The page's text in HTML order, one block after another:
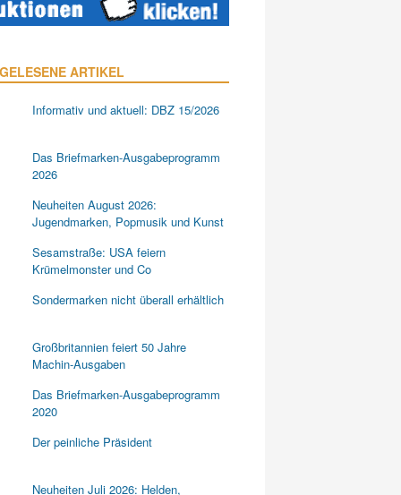
ARTIKEL
Informativ und aktuell: DBZ 15/2026
Das Briefmarken-Ausgabeprogramm
2026
Neuheiten August 2026:
Jugendmarken, Popmusik und Kunst
Sesamstraße: USA feiern
Krümelmonster und Co
Sondermarken nicht überall erhältlich
Großbritannien feiert 50 Jahre
Machin-Ausgaben
Das Briefmarken-Ausgabeprogramm
2020
Der peinliche Präsident
Neuheiten Juli 2026: Helden,